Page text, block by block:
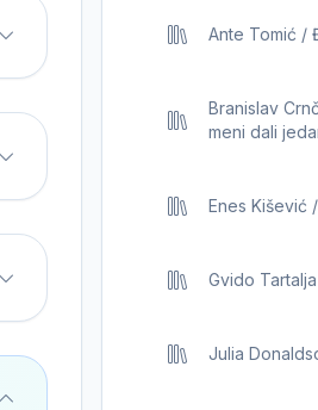
Ante Tomić /
Branislav
meni dali
Enes Kišević
Gvido
Julia